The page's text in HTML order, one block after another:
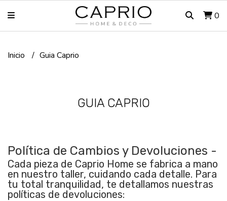
0
Inicio Guia Caprio
GUIA CAPRIO
Política de Cambios y Devoluciones -
Cada pieza de Caprio Home se fabrica a mano
en nuestro taller, cuidando cada detalle. Para
tu total tranquilidad, te detallamos nuestras
políticas de devoluciones: